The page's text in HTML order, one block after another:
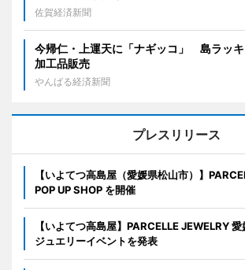
佐賀経済新聞
今帰仁・上運天に「ナギッコ」 島ラッ
加工品販売
やんばる経済新聞
プレスリリース
【いよてつ高島屋（愛媛県松山市）】
POP UP SHOP を開催
【いよてつ高島屋】PARCELLE JEWELRY
ジュエリーイベントを発表